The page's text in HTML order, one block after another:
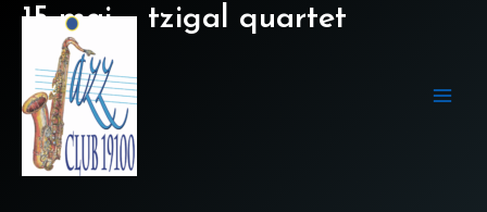
Aller15 mai – tzigal quartet